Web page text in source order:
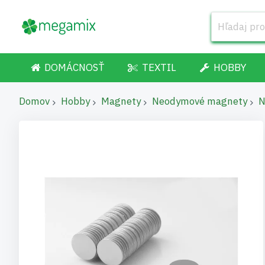
DOMÁCNOSŤ TEXTIL HOBBY
Domov Hobby Magnety Neodymové magnety